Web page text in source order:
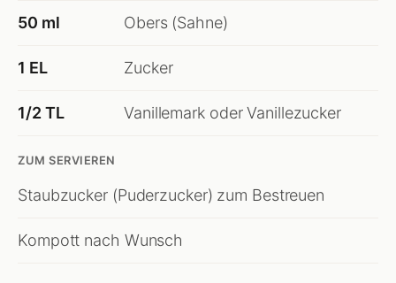
50 ml Obers (Sahne)
1 EL Zucker
1/2 TL Vanillemark oder Vanillezucker
ZUM SERVIEREN
Staubzucker (Puderzucker) zum Bestreuen
Kompott nach Wunsch